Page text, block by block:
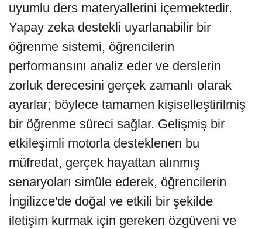
uyumlu ders materyallerini içermektedir.
Yapay zeka destekli uyarlanabilir bir
öğrenme sistemi, öğrencilerin
performansını analiz eder ve derslerin
zorluk derecesini gerçek zamanlı olarak
ayarlar; böylece tamamen kişiselleştirilmiş
bir öğrenme süreci sağlar. Gelişmiş bir
etkileşimli motorla desteklenen bu
müfredat, gerçek hayattan alınmış
senaryoları simüle ederek, öğrencilerin
İngilizce'de doğal ve etkili bir şekilde
iletişim kurmak için gereken özgüveni ve